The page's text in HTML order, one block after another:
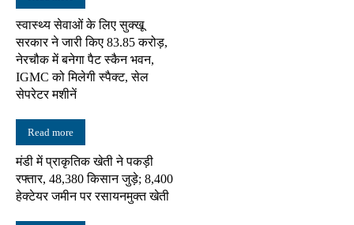
स्वास्थ्य सेवाओं के लिए सुक्खू
सरकार ने जारी किए 83.85 करोड़,
नेरचौक में बनेगा पैट स्कैन भवन,
IGMC को मिलेगी स्पैक्ट, सेल
सेपरेटर मशीनें
Read more
मंडी में प्राकृतिक खेती ने पकड़ी
रफ्तार, 48,380 किसान जुड़े; 8,400
हेक्टेयर जमीन पर रसायनमुक्त खेती